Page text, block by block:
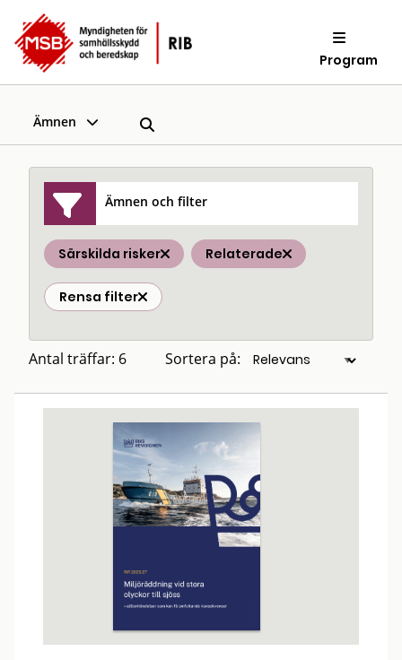
Program
Ämnen
Ämnen och filter
Särskilda risker Relaterade
Rensa filter
Antal träffar: 6 Sortera på: